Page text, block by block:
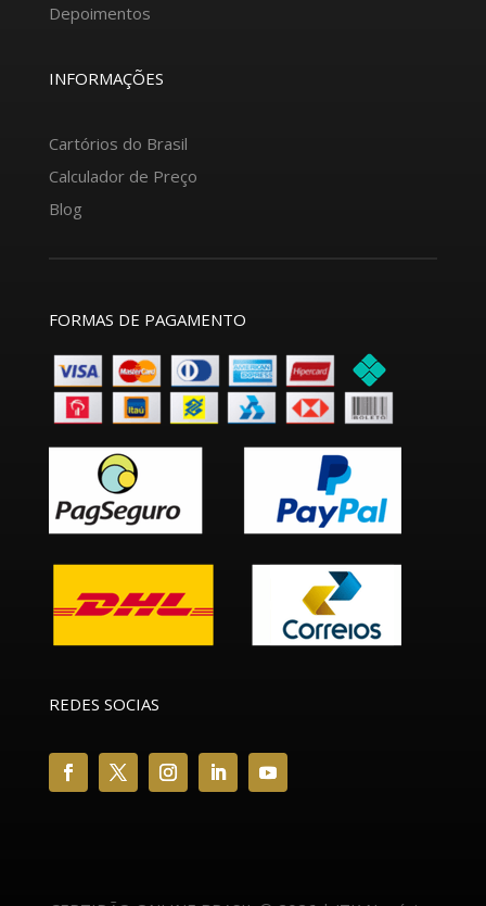
Depoimentos
INFORMAÇÕES
Cartórios do Brasil
Calculador de Preço
Blog
FORMAS DE PAGAMENTO
REDES SOCIAS